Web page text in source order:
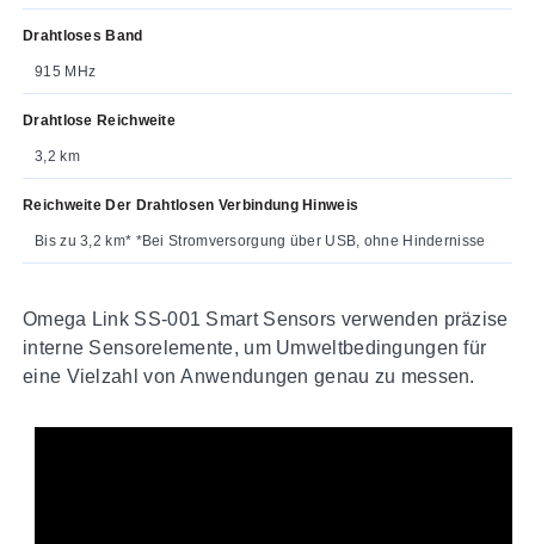
Drahtloses Band
915 MHz
Drahtlose Reichweite
3,2 km
Reichweite Der Drahtlosen Verbindung Hinweis
Bis zu 3,2 km* *Bei Stromversorgung über USB, ohne Hindernisse
Omega Link SS-001 Smart Sensors verwenden präzise
interne Sensorelemente, um Umweltbedingungen für
eine Vielzahl von Anwendungen genau zu messen.